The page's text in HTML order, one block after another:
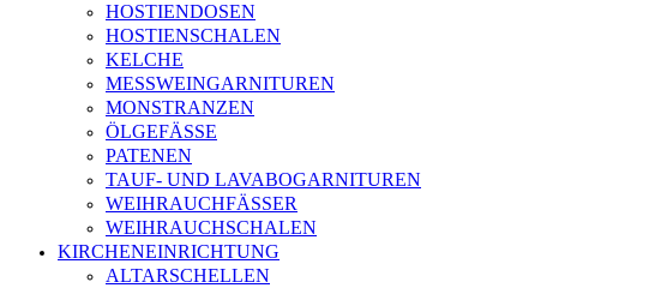
HOSTIENDOSEN
HOSTIENSCHALEN
KELCHE
MESSWEINGARNITUREN
MONSTRANZEN
ÖLGEFÄSSE
PATENEN
TAUF- UND LAVABOGARNITUREN
WEIHRAUCHFÄSSER
WEIHRAUCHSCHALEN
KIRCHENEINRICHTUNG
ALTARSCHELLEN